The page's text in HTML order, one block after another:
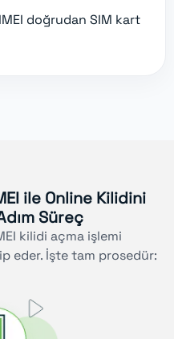
doğrudan SIM kart
ile Online Kilidini
Süreç
kilidi açma işlemi
eder. İşte tam prosedür: